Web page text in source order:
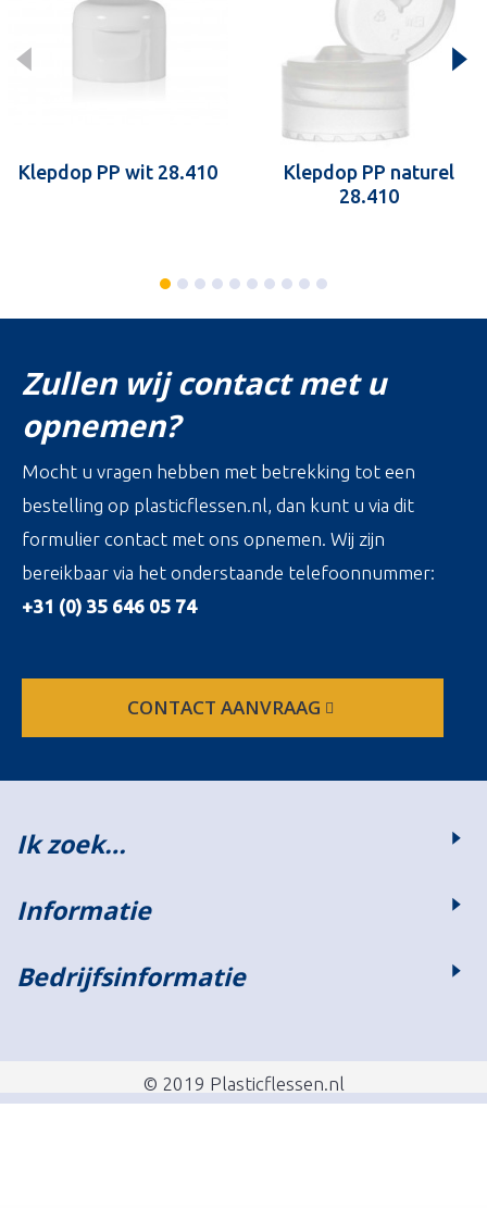
Klepdop PP wit 28.410
Klepdop PP naturel
28.410
Zullen wij contact met u
opnemen?
Mocht u vragen hebben met betrekking tot een
bestelling op plasticflessen.nl, dan kunt u via dit
formulier contact met ons opnemen. Wij zijn
bereikbaar via het onderstaande telefoonnummer:
+31 (0) 35 646 05 74
CONTACT AANVRAAG
Ik zoek…
Informatie
Bedrijfsinformatie
© 2019 Plasticflessen.nl